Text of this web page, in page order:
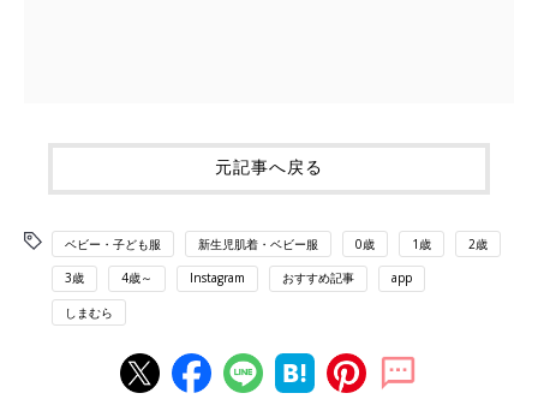
元記事へ戻る
ベビー・子ども服 新生児肌着・ベビー服 0歳 1歳 2歳
3歳 4歳～ Instagram おすすめ記事 app
しまむら